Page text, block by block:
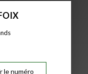
le numéro